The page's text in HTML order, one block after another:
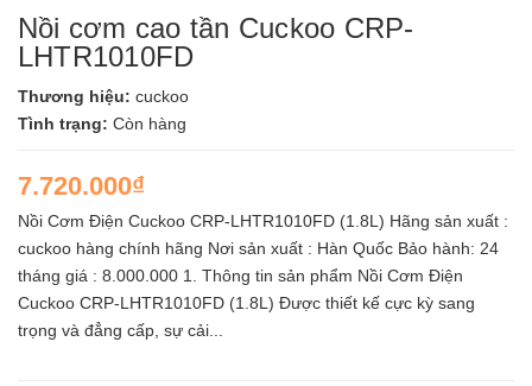
Nồi cơm cao tần Cuckoo CRP-
LHTR1010FD
Thương hiệu: cuckoo
Tình trạng: Còn hàng
7.720.000₫
Nồi Cơm Điện Cuckoo CRP-LHTR1010FD (1.8L) Hãng sản xuất :
cuckoo hàng chính hãng Nơi sản xuất : Hàn Quốc Bảo hành: 24
tháng giá : 8.000.000 1. Thông tin sản phẩm Nồi Cơm Điện
Cuckoo CRP-LHTR1010FD (1.8L) Được thiết kế cực kỳ sang
trọng và đẳng cấp, sự cải...